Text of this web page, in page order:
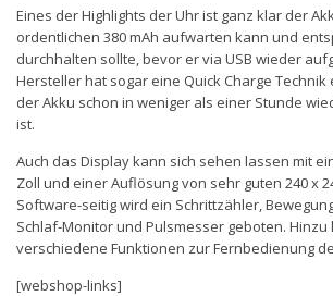
Eines der Highlights der Uhr ist ganz klar der
ordentlichen 380 mAh aufwarten kann und
durchhalten sollte, bevor er via USB wieder
Hersteller hat sogar eine Quick Charge
der Akku schon in weniger als einer Stunde
ist.
Auch das Display kann sich sehen lassen mit
Zoll und einer Auflösung von sehr guten 240 x
Software-seitig wird ein Schrittzähler,
Schlaf-Monitor und Pulsmesser geboten. Hinzu
verschiedene Funktionen zur Fernbedienung
[webshop-links]